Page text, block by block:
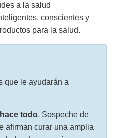
a la salud
conscientes y
para la salud.
que le ayudarán a
todo. Sospeche de
afirman curar una amplia